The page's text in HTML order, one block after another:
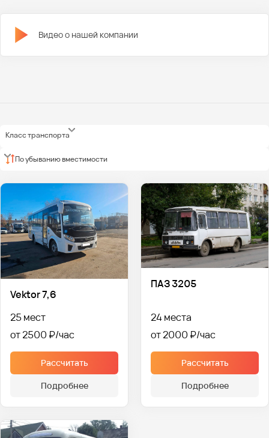
Видео о нашей компании
Класс транспорта
По убыванию вместимости
Vektor 7,6
25 мест
от 2500 ₽
Рассчитать
Подробнее
ПАЗ 3205
24 места
от 2000 ₽
Рассчитать
Подробнее